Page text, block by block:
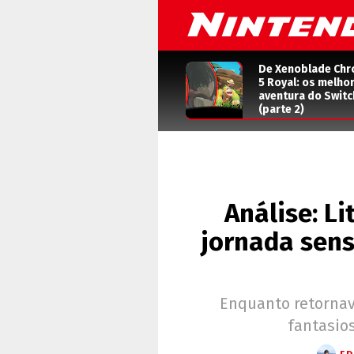
De Xenoblade
5 Royal: os
aventura do
(parte 2)
Análise:
jornada
Enquanto